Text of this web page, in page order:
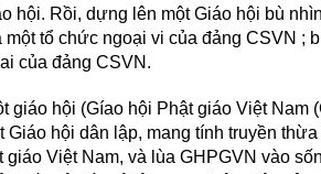
hội. Rồi, dựng lên một Giáo hội bù
một tổ chức ngoại vi của đảng CSVN ;
của đảng CSVN.
giáo hội (Gíao hội Phật giáo Việt Nam
Giáo hội dân lập, mang tính truyền
giáo Việt Nam, và lùa GHPGVN vào